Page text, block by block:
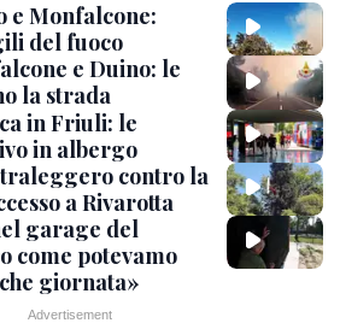
e Monfalcone:
del fuoco
e Duino: le
la strada
in Friuli: le
in albergo
contro la
a Rivarotta
garage del
come potevamo
giornata»